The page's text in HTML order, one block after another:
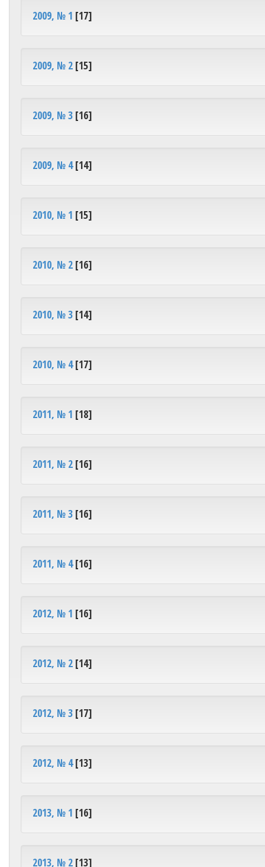
2009, № 1 [17]
2009, № 2 [15]
2009, № 3 [16]
2009, № 4[14]
2010, № 1 [15]
2010, № 2 [16]
2010, № 3 [14]
2010, № 4[17]
2011, № 1 [18]
2011, № 2 [16]
2011, № 3 [16]
2011, № 4[16]
2012, № 1 [16]
2012, № 2 [14]
2012, № 3 [17]
2012, № 4[13]
2013, № 1 [16]
2013, № 2 [13]